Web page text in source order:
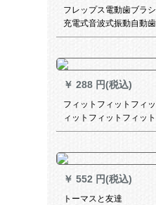
フレップス電動歯ブラ
充電式音波式振動自動
シソフト毛インテリジ
類の歯科パターンHX
￥ 288 円(税込)
フィットフィットフィ
ィットフィットフィッ
動歯ブラシヘッドHX
対応しています。
￥ 552 円(税込)
トーマスと友達